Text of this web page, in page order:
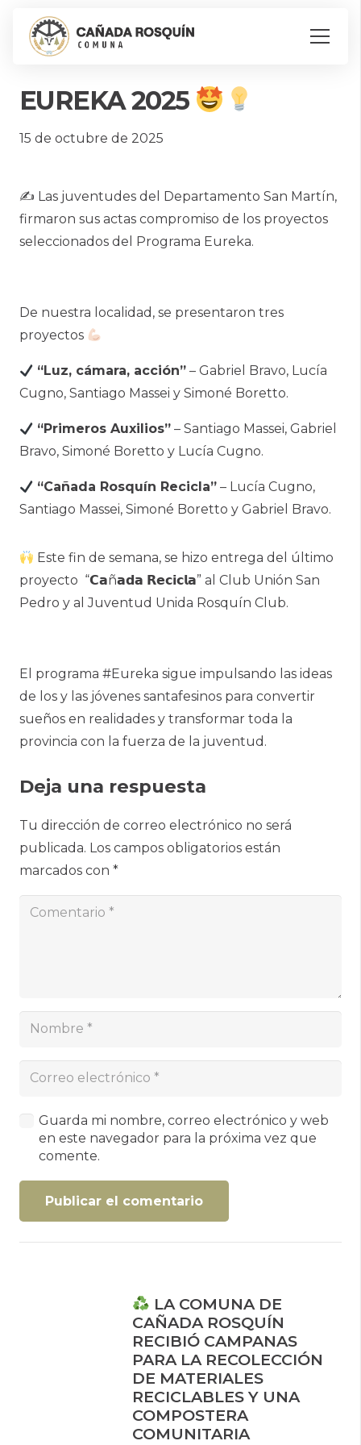
EUREKA 2025
15 de octubre de 2025
✍️ Las juventudes del Departamento San Martín,
firmaron sus actas compromiso de los proyectos
seleccionados del Programa Eureka.
De nuestra localidad, se presentaron tres
proyectos
“Luz, cámara, acción” – Gabriel Bravo, Lucía
Cugno, Santiago Massei y Simoné Boretto.
“Primeros Auxilios” – Santiago Massei, Gabriel
Bravo, Simoné Boretto y Lucía Cugno.
“Cañada Rosquín Recicla” – Lucía Cugno,
Santiago Massei, Simoné Boretto y Gabriel Bravo.
Este fin de semana, se hizo entrega del último
proyecto “𝗖𝗮ñ𝗮𝗱𝗮 𝗥𝗲𝗰𝗶𝗰𝗹𝗮” al Club Unión San
Pedro y al Juventud Unida Rosquín Club.
El programa #Eureka sigue impulsando las ideas
de los y las jóvenes santafesinos para convertir
sueños en realidades y transformar toda la
provincia con la fuerza de la juventud.
Deja una respuesta
Tu dirección de correo electrónico no será
publicada. Los campos obligatorios están
marcados con *
Guarda mi nombre, correo electrónico y web
en este navegador para la próxima vez que
comente.
Publicar el comentario
LA COMUNA DE
CAÑADA ROSQUÍN
RECIBIÓ CAMPANAS
PARA LA RECOLECCIÓN
DE MATERIALES
RECICLABLES Y UNA
COMPOSTERA
COMUNITARIA